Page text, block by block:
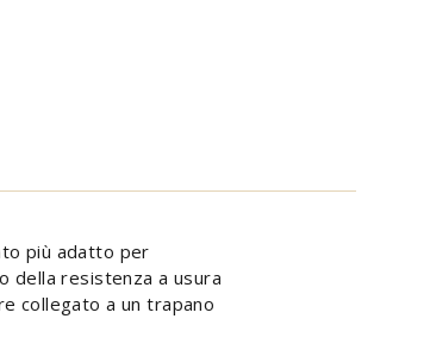
più adatto per
della resistenza a usura
collegato a un trapano